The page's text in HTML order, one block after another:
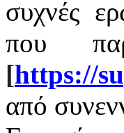
συχνές
που
[https://
από